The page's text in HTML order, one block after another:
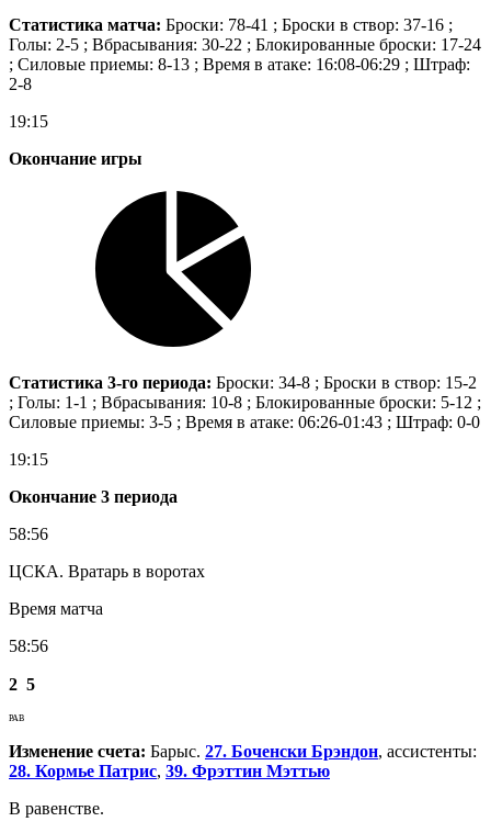
Статистика матча: Броски: 78-41 ; Броски в створ: 37-16 ;
Голы: 2-5 ; Вбрасывания: 30-22 ; Блокированные броски: 17-24
; Силовые приемы: 8-13 ; Время в атаке: 16:08-06:29 ; Штраф:
2-8
19:15
Окончание игры
Статистика 3-го периода: Броски: 34-8 ; Броски в створ: 15-2
; Голы: 1-1 ; Вбрасывания: 10-8 ; Блокированные броски: 5-12 ;
Силовые приемы: 3-5 ; Время в атаке: 06:26-01:43 ; Штраф: 0-0
19:15
Окончание 3 периода
58:56
ЦСКА. Вратарь в воротах
Время матча
58:56
2 5
РАВ
Изменение счета: Барыс. 27. Боченски Брэндон, ассистенты:
28. Кормье Патрис, 39. Фрэттин Мэттью
В равенстве.